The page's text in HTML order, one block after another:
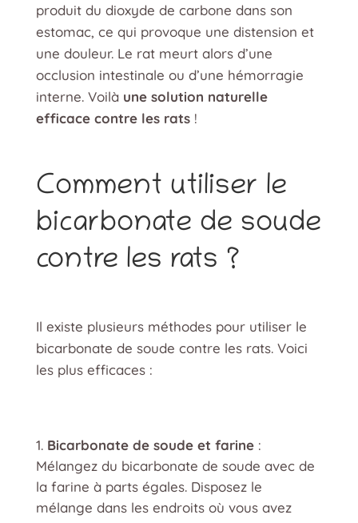
produit du dioxyde de carbone dans son
estomac, ce qui provoque une distension et
une douleur. Le rat meurt alors d’une
occlusion intestinale ou d’une hémorragie
interne. Voilà une solution naturelle
efficace contre les rats!
Comment utiliser le
bicarbonate de soude
contre les rats ?
Il existe plusieurs méthodes pour utiliser le
bicarbonate de soude contre les rats. Voici
les plus efficaces :
Bicarbonate de soude et farine:
Mélangez du bicarbonate de soude avec de
la farine à parts égales. Disposez le
mélange dans les endroits où vous avez